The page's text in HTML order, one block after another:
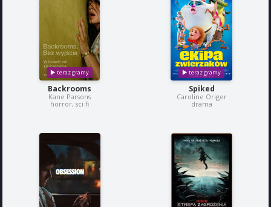
Backrooms
Kane Parsons
horror, sci-fi
Spiked
Caroline Origer
drama